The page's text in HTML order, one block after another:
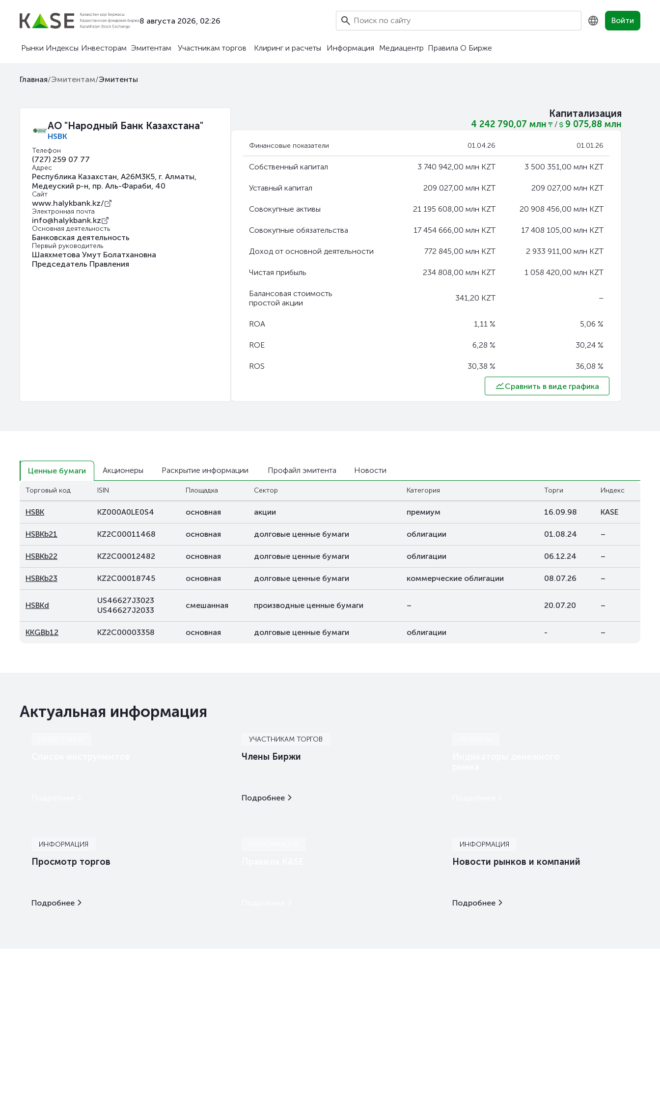
8 августа 2026, 02:26 Войти
Рынки Индексы Инвесторам Эмитентам Участникам торгов Клиринг и расчеты Информация Медиацентр Правила О Бирже
Главная/Эмитентам/Эмитенты
АО "Народный Банк Казахстана"
HSBK
Телефон
(727) 259 07 77
Адрес
Республика Казахстан, A26M3K5, г. Алматы,
Медеуский р-н, пр. Аль-Фараби, 40
Сайт
www.halykbank.kz/
Электронная почта
info@halykbank.kz
Основная деятельность
Банковская деятельность
Первый руководитель
Шаяхметова Умут Болатхановна
Председатель Правления
Капитализация
4 242 790,07 млн / 9 075,88 млн
Финансовые показатели 01.04.26 01.01.26
Собственный капитал 3 740 942,00 млн KZT 3 500 351,00 млн KZT
Уставный капитал 209 027,00 млн KZT 209 027,00 млн KZT
Совокупные активы 21 195 608,00 млн KZT 20 908 456,00 млн KZT
Совокупные обязательства 17 454 666,00 млн KZT 17 408 105,00 млн KZT
Доход от основной деятельности 772 845,00 млн KZT 2 933 911,00 млн KZT
Чистая прибыль 234 808,00 млн KZT 1 058 420,00 млн KZT
Балансовая стоимость
простой акции
341,20 KZT –
ROA 1,11 % 5,06 %
ROE 6,28 % 30,24 %
ROS 30,38 % 36,08 %
Сравнить в виде графика
Ценные бумаги Акционеры Раскрытие информации Профайл эмитента Новости
Торговый код ISIN Площадка Сектор Категория Торги Индекс
HSBK KZ000A0LE0S4 основная акции премиум 16.09.98 KASE
HSBKb21 KZ2C00011468 основная долговые ценные бумаги облигации 01.08.24 –
HSBKb22 KZ2C00012482 основная долговые ценные бумаги облигации 06.12.24 –
HSBKb23 KZ2C00018745 основная долговые ценные бумаги коммерческие облигации 08.07.26 –
HSBKd
US46627J3023
US46627J2033
смешанная производные ценные бумаги – 20.07.20 –
KKGBb12 KZ2C00003358 основная долговые ценные бумаги облигации - –
Актуальная информация
УЧАСТНИКАМ ТОРГОВ
Члены Биржи
Подробнее
ИНФОРМАЦИЯ
Просмотр торгов
Подробнее
ИНФОРМАЦИЯ
Новости рынков и компаний
Подробнее